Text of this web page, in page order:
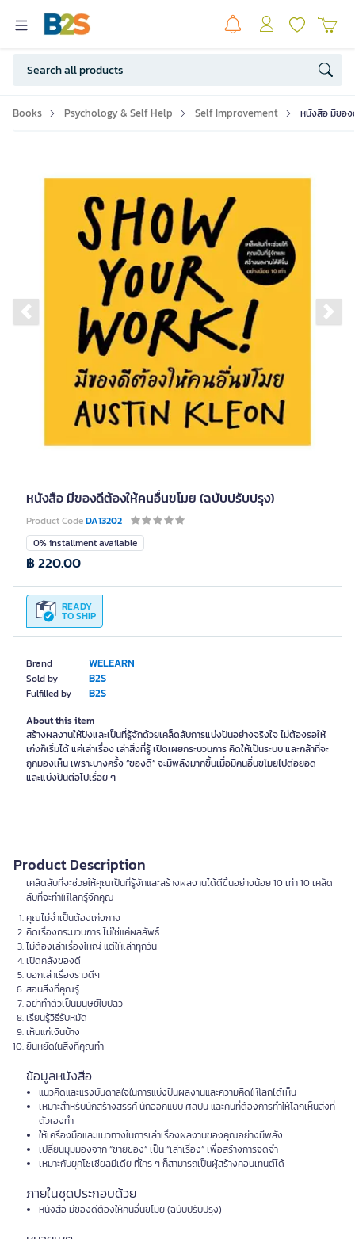
Books Psychology & Self Help Self Improvement หนังสือ มีของ
Previous slide
หนังสือ มีของดีต้องให้คนอื่นขโมย (ฉบับปรับปรุง)
Product CodeDA13202
Brand WELEARN
Sold by B2S
Fulfilled by B2S
0% installment available
READY
TO SHIP
฿ 220.00
About this item
สร้างผลงานให้ปังและเป็นที่รู้จักด้วยเคล็ดลับการแบ่งปันอย่างจริงใจ ไม่ต้องรอให้
เก่งก็เริ่มได้ แค่เล่าเรื่อง เล่าสิ่งที่รู้ เปิดเผยกระบวนการ คิดให้เป็นระบบ และกล้าที่จะ
ถูกมองเห็น เพราะบางครั้ง “ของดี” จะมีพลังมากขึ้นเมื่อมีคนอื่นขโมยไปต่อยอด
และแบ่งปันต่อไปเรื่อย ๆ
Product Description
เคล็ดลับที่จะช่วยให้คุณเป็นที่รู้จักและสร้างผลงานได้ดีขึ้นอย่างน้อย 10 เท่า 10 เคล็ด
ลับที่จะทำให้โลกรู้จักคุณ
คุณไม่จำเป็นต้องเก่งกาจ
คิดเรื่องกระบวนการ ไม่ใช่แค่ผลลัพธ์
ไม่ต้องเล่าเรื่องใหญ่ แต่ให้เล่าทุกวัน
เปิดคลังของดี
บอกเล่าเรื่องราวดีๆ
สอนสิ่งที่คุณรู้
อย่าทำตัวเป็นมนุษย์ใบปลิว
เรียนรู้วิธีรับหมัด
เห็นแก่เงินบ้าง
ยืนหยัดในสิ่งที่คุณทำ
ข้อมูลหนังสือ
แนวคิดและแรงบันดาลใจในการแบ่งปันผลงานและความคิดให้โลกได้เห็น
เหมาะสำหรับนักสร้างสรรค์ นักออกแบบ ศิลปิน และคนที่ต้องการทำให้โลกเห็นสิ่งที่
ตัวเองทำ
ให้เครื่องมือและแนวทางในการเล่าเรื่องผลงานของคุณอย่างมีพลัง
เปลี่ยนมุมมองจาก “ขายของ” เป็น “เล่าเรื่อง” เพื่อสร้างการจดจำ
เหมาะกับยุคโซเชียลมีเดีย ที่ใคร ๆ ก็สามารถเป็นผู้สร้างคอนเทนต์ได้
ภายในชุดประกอบด้วย
หนังสือ มีของดีต้องให้คนอื่นขโมย (ฉบับปรับปรุง)